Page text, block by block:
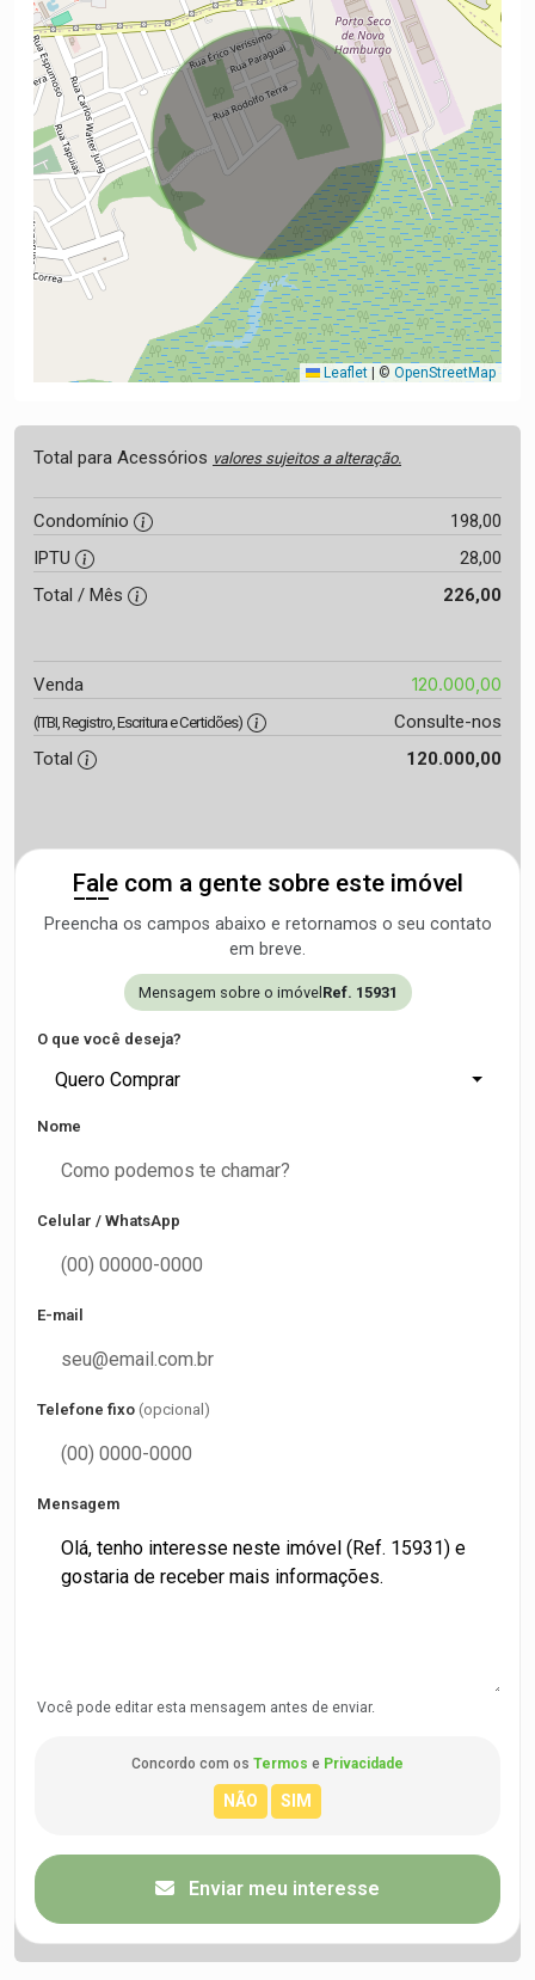
Leaflet © OpenStreetMap
Total para Acessórios valores sujeitos a alteração.
Condomínio
198,00
IPTU
28,00
Total / Mês
226,00
Venda 120.000,00
(ITBI, Registro, Escritura e Certidões)
Consulte-nos
Total
120.000,00
Fale com a gente sobre este imóvel
Preencha os campos abaixo e retornamos o seu contato
em breve.
Mensagem sobre o imóvel Ref. 15931
O que você deseja?
Quero Comprar
Nome
Celular / WhatsApp
E-mail
Telefone fixo (opcional)
Mensagem
Você pode editar esta mensagem antes de enviar.
Concordo com os Termos e Privacidade
Enviar meu interesse